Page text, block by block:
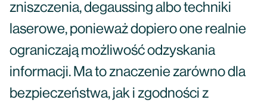
zniszczenia, degaussing albo techniki
laserowe, ponieważ dopiero one realnie
ograniczają możliwość odzyskania
informacji. Ma to znaczenie zarówno dla
bezpieczeństwa, jak i zgodności z